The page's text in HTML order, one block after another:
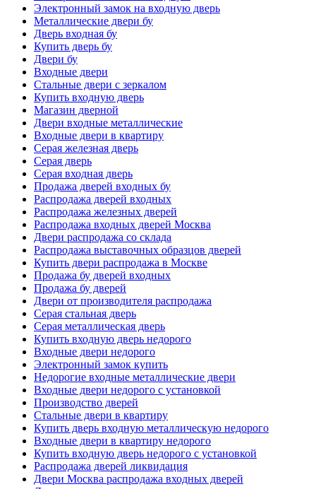
Электронный замок на входную дверь
Металлические двери бу
Дверь входная бу
Купить дверь бу
Двери бу
Входные двери
Стальные двери с зеркалом
Купить входную дверь
Магазин дверной
Двери входные металлические
Входные двери в квартиру
Серая железная дверь
Серая дверь
Серая входная дверь
Продажа дверей входных бу
Распродажа дверей входных
Распродажа железных дверей
Распродажа входных дверей Москва
Двери распродажа со склада
Распродажа выставочных образцов дверей
Купить двери распродажа в Москве
Продажа бу дверей входных
Продажа бу дверей
Двери от производителя распродажа
Серая стальная дверь
Серая металлическая дверь
Купить входную дверь недорого
Входные двери недорого
Электронный замок купить
Недорогие входные металлические двери
Входные двери недорого с установкой
Производство дверей
Стальные двери в квартиру
Купить дверь входную металлическую недорого
Входные двери в квартиру недорого
Купить входную дверь недорого с установкой
Распродажа дверей ликвидация
Двери Москва распродажа входных дверей